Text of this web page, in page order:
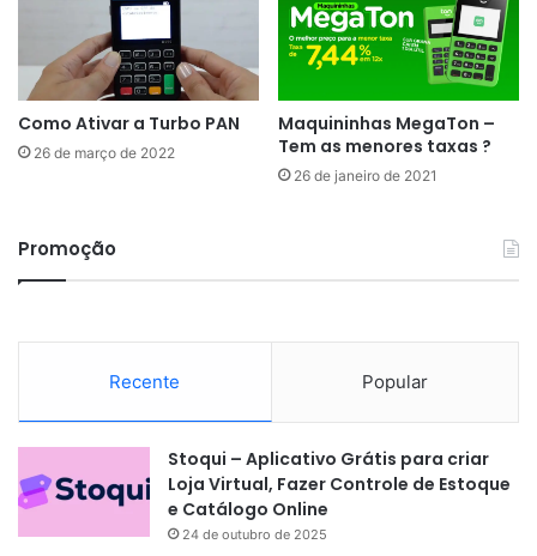
Como Ativar a Turbo PAN
26 de março de 2022
Maquininhas MegaTon –
Tem as menores taxas ?
26 de janeiro de 2021
Promoção
Recente Popular
Stoqui – Aplicativo Grátis para criar
Loja Virtual, Fazer Controle de Estoque
e Catálogo Online
24 de outubro de 2025